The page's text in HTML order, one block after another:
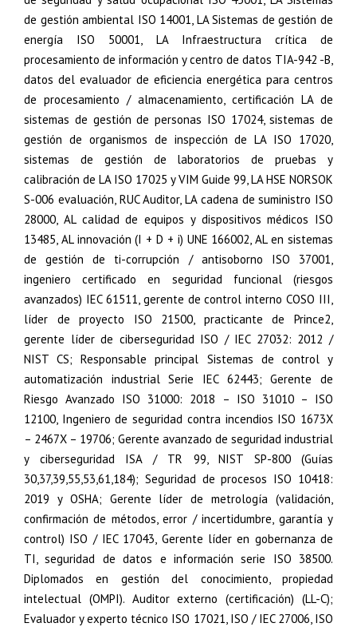
de gestión ambiental ISO 14001, LA Sistemas de gestión de
energía ISO 50001, LA Infraestructura crítica de
procesamiento de información y centro de datos TIA-942 -B,
datos del evaluador de eficiencia energética para centros
de procesamiento / almacenamiento, certificación LA de
sistemas de gestión de personas ISO 17024, sistemas de
gestión de organismos de inspección de LA ISO 17020,
sistemas de gestión de laboratorios de pruebas y
calibración de LA ISO 17025 y VIM Guide 99, LA HSE NORSOK
S-006 evaluación, RUC Auditor, LA cadena de suministro ISO
28000, AL calidad de equipos y dispositivos médicos ISO
13485, AL innovación (I + D + i) UNE 166002, AL en sistemas
de gestión de ti-corrupción / antisoborno ISO 37001,
ingeniero certificado en seguridad funcional (riesgos
avanzados) IEC 61511, gerente de control interno COSO III,
líder de proyecto ISO 21500, practicante de Prince2,
gerente líder de ciberseguridad ISO / IEC 27032: 2012 /
NIST CS; Responsable principal Sistemas de control y
automatización industrial Serie IEC 62443; Gerente de
Riesgo Avanzado ISO 31000: 2018 – ISO 31010 – ISO
12100, Ingeniero de seguridad contra incendios ISO 1673X
– 2467X – 19706; Gerente avanzado de seguridad industrial
y ciberseguridad ISA / TR 99, NIST SP-800 (Guías
30,37,39,55,53,61,184); Seguridad de procesos ISO 10418:
2019 y OSHA; Gerente líder de metrología (validación,
confirmación de métodos, error / incertidumbre, garantía y
control) ISO / IEC 17043, Gerente líder en gobernanza de
TI, seguridad de datos e información serie ISO 38500.
Diplomados en gestión del conocimiento, propiedad
intelectual (OMPI). Auditor externo (certificación) (LL-C);
Evaluador y experto técnico ISO 17021, ISO / IEC 27006, ISO